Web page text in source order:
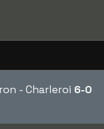
- Charleroi 6-0